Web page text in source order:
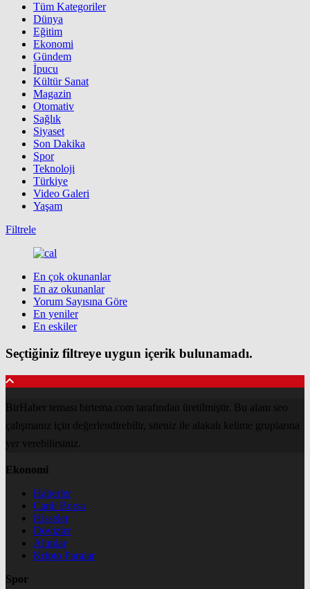
Tüm Kategoriler
Dünya
Eğitim
Ekonomi
Gündem
İpucu
Kültür Sanat
Magazin
Otomativ
Sağlık
Siyaset
Son Dakika
Spor
Teknoloji
Türkiye
Video Galeri
Yaşam
Filtrele
En çok okunanlar
En az okunanlar
Yorum Sayısına Göre
En yeniler
En eskiler
Seçtiğiniz filtreye uygun içerik bulunamadı.
BirHaber teması birtema.com tarafından üretilmiştir. Bu alanı seo
çalışmanız için değerlendirebilir, siteniz ile alakalı kelime gruplarına
yer verebilirsiniz.
Ekonomi
Haberler
Canlı Borsa
Hisseler
Dövizler
Altınlar
Kripto Paralar
Spor